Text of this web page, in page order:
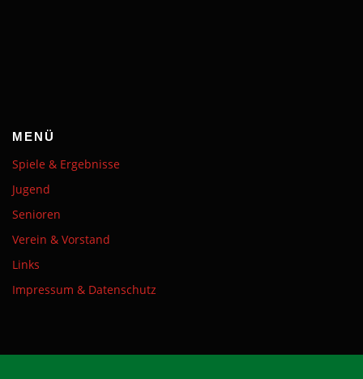
MENÜ
Spiele & Ergebnisse
Jugend
Senioren
Verein & Vorstand
Links
Impressum & Datenschutz